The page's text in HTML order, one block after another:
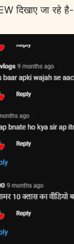
दिखाए जा रहे है-